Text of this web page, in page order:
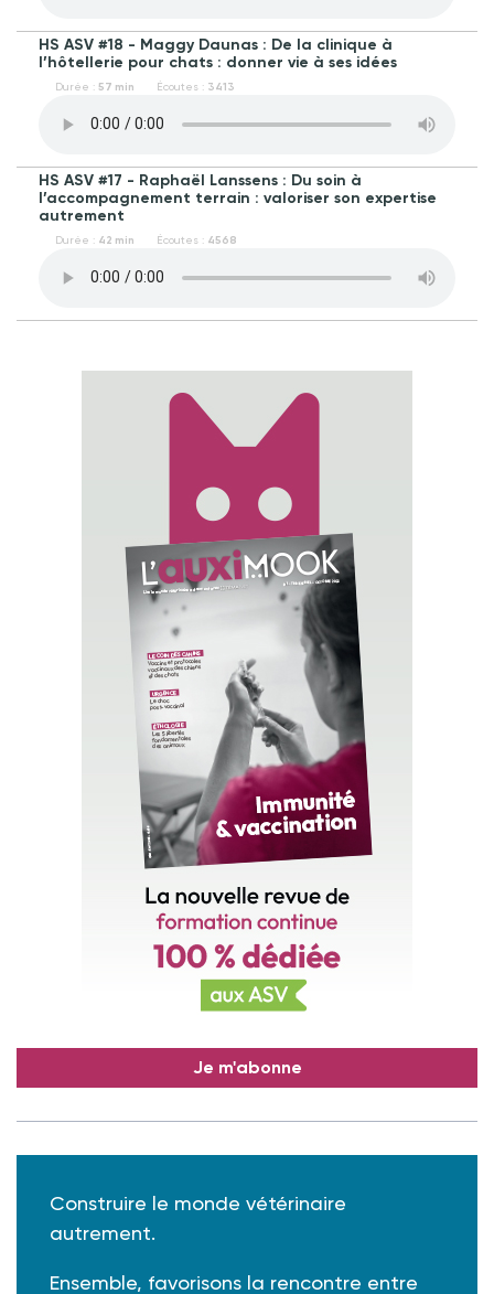
HS ASV #18 - Maggy Daunas : De la clinique à
l’hôtellerie pour chats : donner vie à ses idées
Durée : 57 min Écoutes : 3413
HS ASV #17 - Raphaël Lanssens : Du soin à
l’accompagnement terrain : valoriser son expertise
autrement
Durée : 42 min Écoutes : 4568
Je m'abonne
Construire le monde vétérinaire
autrement.
Ensemble, favorisons la rencontre entre